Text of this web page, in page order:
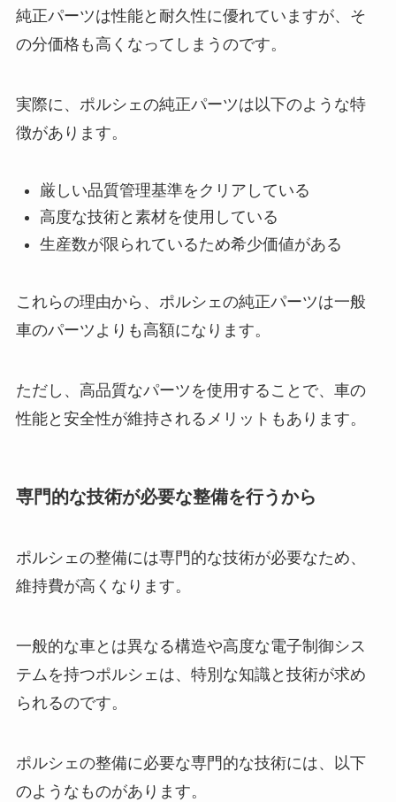
純正パーツは性能と耐久性に優れていますが、そ
の分価格も高くなってしまうのです。
実際に、ポルシェの純正パーツは以下のような特
徴があります。
厳しい品質管理基準をクリアしている
高度な技術と素材を使用している
生産数が限られているため希少価値がある
これらの理由から、ポルシェの純正パーツは一般
車のパーツよりも高額になります。
ただし、高品質なパーツを使用することで、車の
性能と安全性が維持されるメリットもあります。
専門的な技術が必要な整備を行うから
ポルシェの整備には専門的な技術が必要なため、
維持費が高くなります。
一般的な車とは異なる構造や高度な電子制御シス
テムを持つポルシェは、特別な知識と技術が求め
られるのです。
ポルシェの整備に必要な専門的な技術には、以下
のようなものがあります。